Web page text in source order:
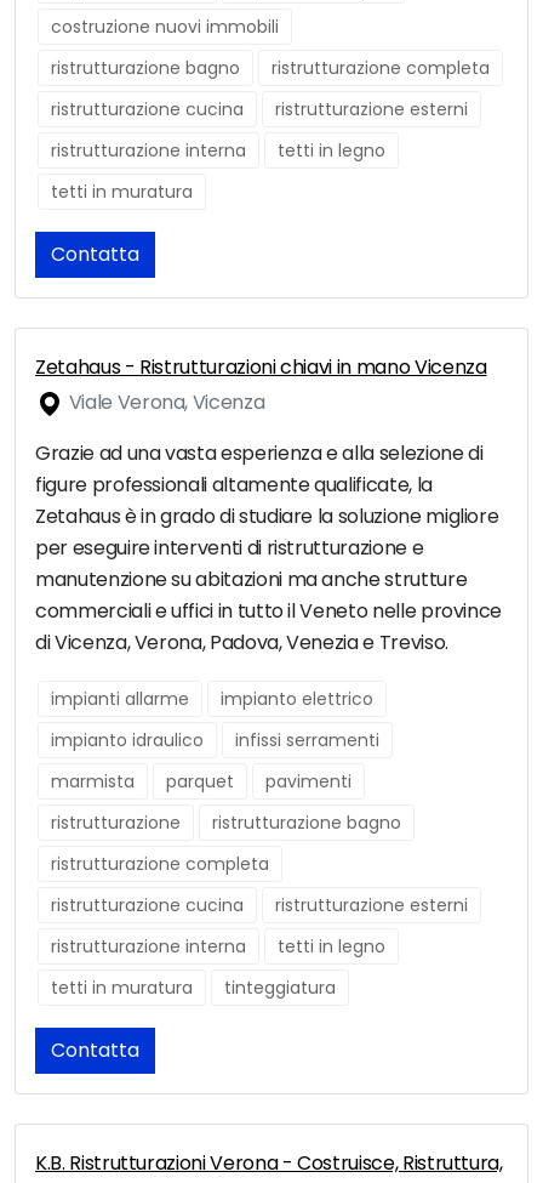
costruzione nuovi immobili
ristrutturazione bagno
ristrutturazione completa
ristrutturazione cucina
ristrutturazione esterni
ristrutturazione interna
tetti in legno
tetti in muratura
Contatta
Zetahaus - Ristrutturazioni chiavi in mano Vicenza
Viale Verona, Vicenza
Grazie ad una vasta esperienza e alla selezione di
figure professionali altamente qualificate, la
Zetahaus è in grado di studiare la soluzione migliore
per eseguire interventi di ristrutturazione e
manutenzione su abitazioni ma anche strutture
commerciali e uffici in tutto il Veneto nelle province
di Vicenza, Verona, Padova, Venezia e Treviso.
impianti allarme
impianto elettrico
impianto idraulico
infissi serramenti
marmista
parquet
pavimenti
ristrutturazione
ristrutturazione bagno
ristrutturazione completa
ristrutturazione cucina
ristrutturazione esterni
ristrutturazione interna
tetti in legno
tetti in muratura
tinteggiatura
Contatta
K.B. Ristrutturazioni Verona - Costruisce, Ristruttura,